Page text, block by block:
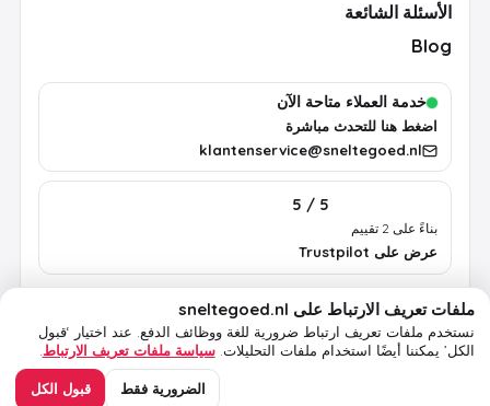
الأسئلة الشائعة
Blog
خدمة العملاء متاحة الآن
اضغط هنا للتحدث مباشرة
klantenservice@sneltegoed.nl
5 / 5
بناءً على 2 تقييم
عرض على Trustpilot
الشروطالخصوصيةسياسة ملفات تعريف الارتباطملفات تعريف الارتباط على sneltegoed.nl
نستخدم ملفات تعريف ارتباط ضرورية للغة ووظائف الدفع. عند اختيار ‘قبول
الكل’ يمكننا أيضًا استخدام ملفات التحليلات. سياسة ملفات تعريف الارتباط
الضرورية فقط قبول الكل